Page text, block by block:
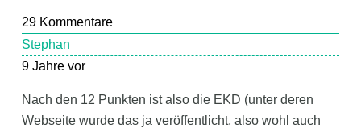
29Kommentare
Stephan
9 Jahre vor
Nach den 12 Punkten ist also die EKD (unter deren
Webseite wurde das ja veröffentlicht, also wohl auch